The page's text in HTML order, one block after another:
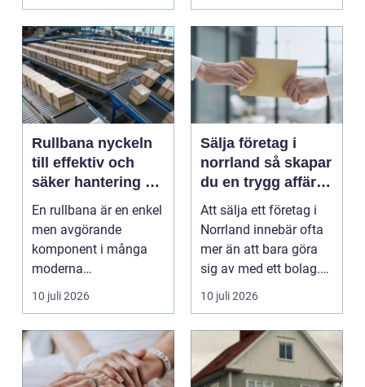
Rullbana nyckeln
till effektiv och
säker hantering av
gods
En rullbana är en enkel
men avgörande
komponent i många
moderna
verksamheter. Den
används för att fl...
10 juli 2026
Sälja företag i
norrland så skapar
du en trygg affär
från start till mål
Att sälja ett företag i
Norrland innebär ofta
mer än att bara göra
sig av med ett bolag.
För många ä...
10 juli 2026